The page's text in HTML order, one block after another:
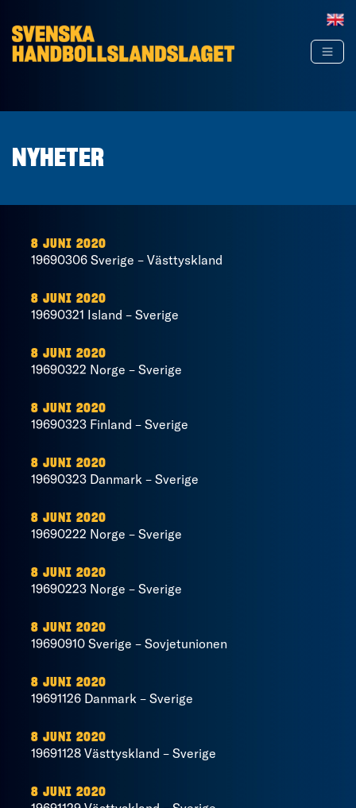
NYHETER
8 JUNI 2020
19690306 Sverige – Västtyskland
8 JUNI 2020
19690321 Island – Sverige
8 JUNI 2020
19690322 Norge – Sverige
8 JUNI 2020
19690323 Finland – Sverige
8 JUNI 2020
19690323 Danmark – Sverige
8 JUNI 2020
19690222 Norge – Sverige
8 JUNI 2020
19690223 Norge – Sverige
8 JUNI 2020
19690910 Sverige – Sovjetunionen
8 JUNI 2020
19691126 Danmark – Sverige
8 JUNI 2020
19691128 Västtyskland – Sverige
8 JUNI 2020